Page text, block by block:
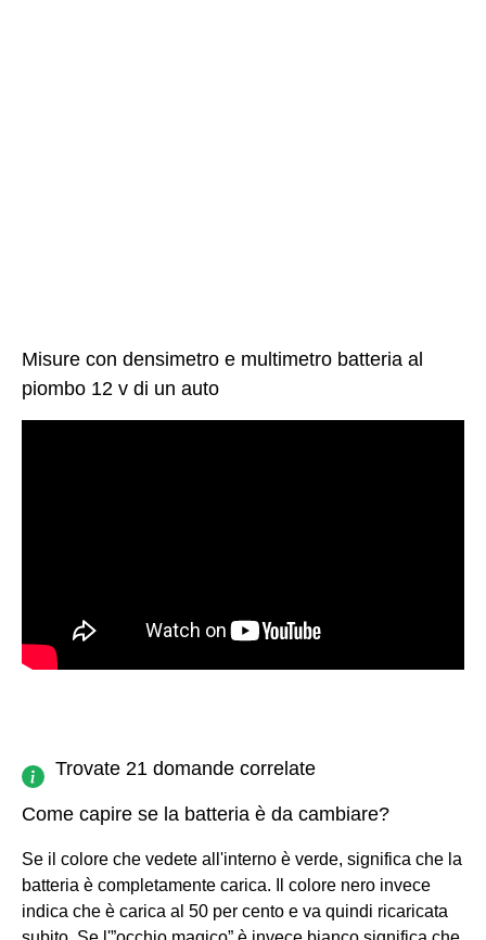
Misure con densimetro e multimetro batteria al
piombo 12 v di un auto
Trovate 21 domande correlate
Come capire se la batteria è da cambiare?
Se il colore che vedete all'interno è verde, significa che la
batteria è completamente carica. Il colore nero invece
indica che è carica al 50 per cento e va quindi ricaricata